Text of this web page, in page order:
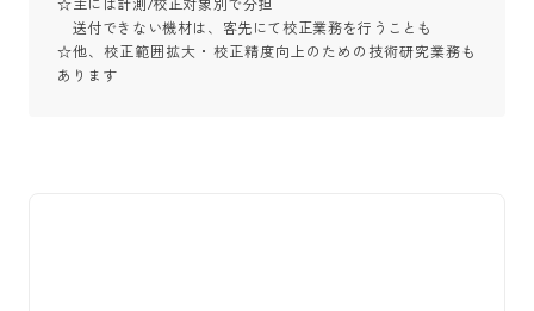
☆主には計測/校正対象別で分担
送付できない機材は、客先にて校正業務を行うことも
☆他、校正範囲拡大・校正精度向上のための技術研究業務も
あります